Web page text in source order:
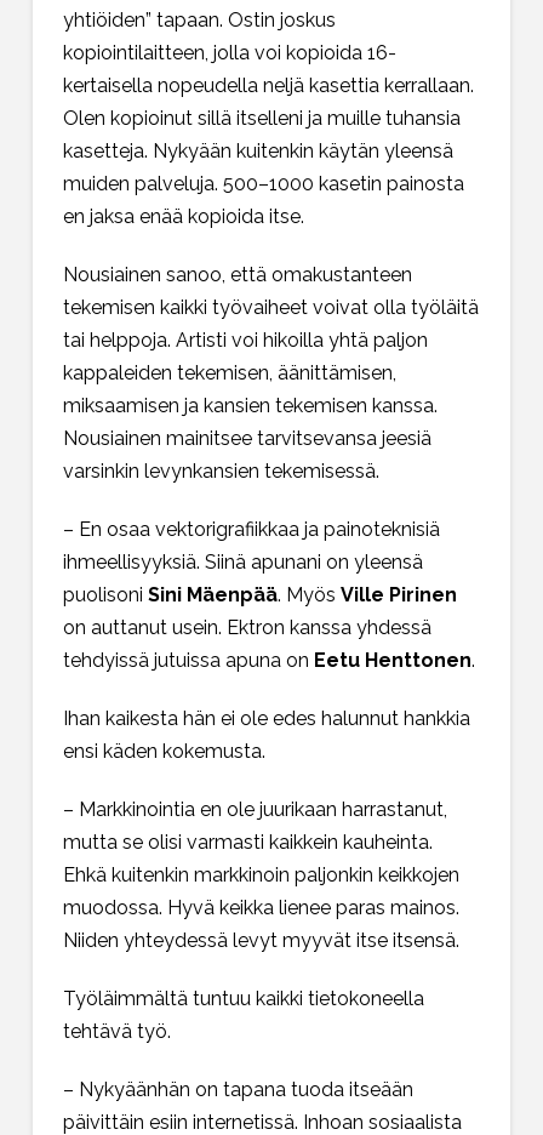
yhtiöiden” tapaan. Ostin joskus
kopiointilaitteen, jolla voi kopioida 16-
kertaisella nopeudella neljä kasettia kerrallaan.
Olen kopioinut sillä itselleni ja muille tuhansia
kasetteja. Nykyään kuitenkin käytän yleensä
muiden palveluja. 500–1000 kasetin painosta
en jaksa enää kopioida itse.
Nousiainen sanoo, että omakustanteen
tekemisen kaikki työvaiheet voivat olla työläitä
tai helppoja. Artisti voi hikoilla yhtä paljon
kappaleiden tekemisen, äänittämisen,
miksaamisen ja kansien tekemisen kanssa.
Nousiainen mainitsee tarvitsevansa jeesiä
varsinkin levynkansien tekemisessä.
– En osaa vektorigrafiikkaa ja painoteknisiä
ihmeellisyyksiä. Siinä apunani on yleensä
puolisoni Sini Mäenpää. Myös Ville Pirinen
on auttanut usein. Ektron kanssa yhdessä
tehdyissä jutuissa apuna on Eetu Henttonen.
Ihan kaikesta hän ei ole edes halunnut hankkia
ensi käden kokemusta.
– Markkinointia en ole juurikaan harrastanut,
mutta se olisi varmasti kaikkein kauheinta.
Ehkä kuitenkin markkinoin paljonkin keikkojen
muodossa. Hyvä keikka lienee paras mainos.
Niiden yhteydessä levyt myyvät itse itsensä.
Työläimmältä tuntuu kaikki tietokoneella
tehtävä työ.
– Nykyäänhän on tapana tuoda itseään
päivittäin esiin internetissä. Inhoan sosiaalista